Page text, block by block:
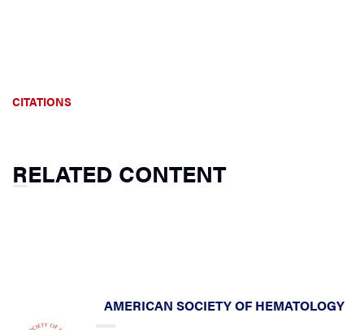
CITATIONS
RELATED CONTENT
AMERICAN SOCIETY OF HEMATOLOGY